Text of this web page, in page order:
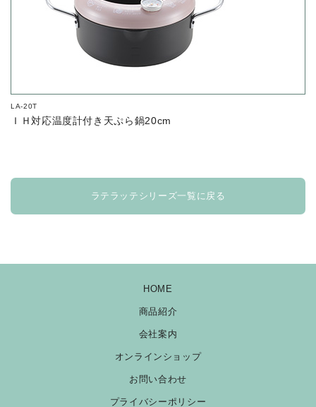
LA-20T
ＩＨ対応温度計付き天ぷら鍋20cm
ラテラッテシリーズ一覧に戻る
HOME
商品紹介
会社案内
オンラインショップ
お問い合わせ
プライバシーポリシー